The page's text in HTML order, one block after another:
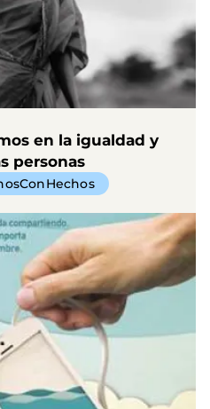
en la igualdad y
personas